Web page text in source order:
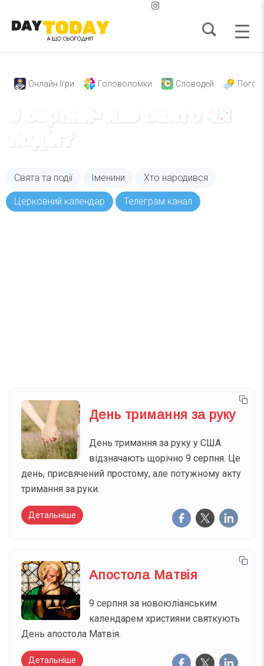
Онлайн Ігри Головоломки Словодей
9 серпня- яке свято чи
подія?
Свята та події Іменини Хто народився
Церковний календар Телеграм канал
День тримання за руку
День тримання за руку у США
відзначають щорічно 9 серпня. Це
день, присвячений простому, але потужному акту
тримання за руки.
Детальніше
Апостола Матвія
9 серпня за новоюліанським
календарем християни святкують
День апостола Матвія.
Детальніше